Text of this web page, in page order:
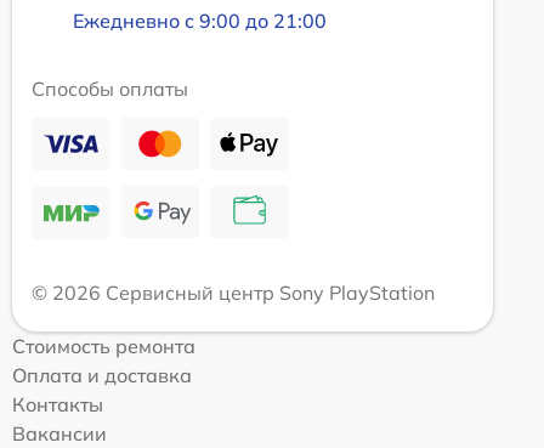
Ежедневно с 9:00 до 21:00
Способы оплаты
© 2026 Сервисный центр Sony PlayStation
Стоимость ремонта
Оплата и доставка
Контакты
Вакансии